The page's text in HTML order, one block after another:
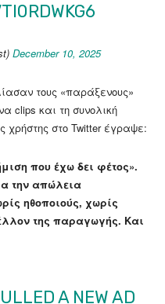
December 10, 2025
τους «παράξενους»
clips και τη συνολική
χρήστης στο Twitter έγραψε:
που έχω δει φέτος».
την απώλεια
ηθοποιούς, χωρίς
της παραγωγής. Και
A NEW AD